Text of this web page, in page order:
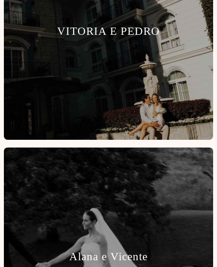
VITORIA E PEDRO
Alana e Vicente